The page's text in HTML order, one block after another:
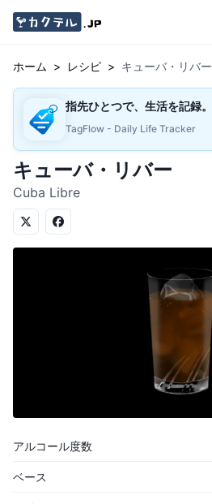
ホーム > レシピ > キューバ・リバー
指先ひとつで、生活を記録。
TagFlow - Daily Life Tracker
キューバ・リバー
Cuba Libre
アルコール度数
ベース